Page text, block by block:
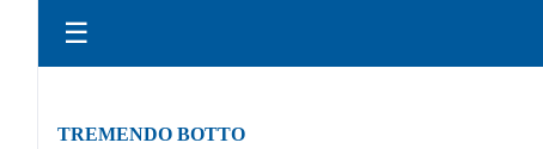
☰
TREMENDO BOTTO